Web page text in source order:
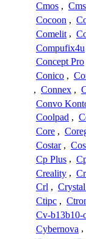
Cmos , Cms
Cocoon ,
Comelit ,
Compufix4u
Concept Pro
Conico ,
, Connex ,
Convo
Coolpad ,
Core ,
Costar ,
Cp Plus ,
Creality ,
Crl ,
Ctipc ,
Cv-b13b10-
Cybernova ,